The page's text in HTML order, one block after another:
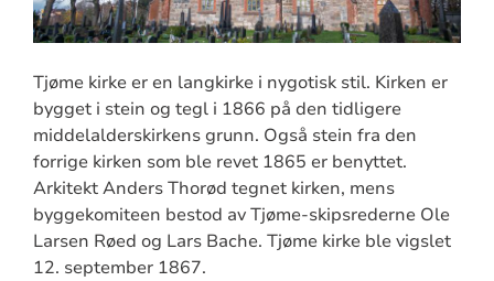
Tjøme kirke er en langkirke i nygotisk stil. Kirken er
bygget i stein og tegl i 1866 på den tidligere
middelalderskirkens grunn. Også stein fra den
forrige kirken som ble revet 1865 er benyttet.
Arkitekt Anders Thorød tegnet kirken, mens
byggekomiteen bestod av Tjøme-skipsrederne Ole
Larsen Røed og Lars Bache. Tjøme kirke ble vigslet
12. september 1867.